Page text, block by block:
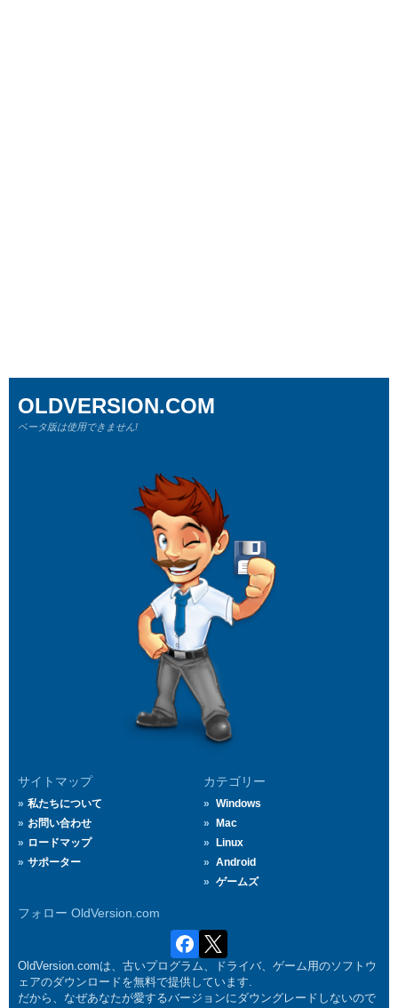
サイトマップ
私たちについて
お問い合わせ
ロードマップ
サポーター
カテゴリー
Windows
Mac
Linux
Android
ゲームズ
フォロー OldVersion.com
OLDVERSION.COM
ベータ版は使用できません!
OldVersion.comは、古いプログラム、ドライバ、ゲーム用のソフトウ
ェアのダウンロードを無料で提供しています.
だから、なぜあなたが愛するバージョンにダウングレードしないので